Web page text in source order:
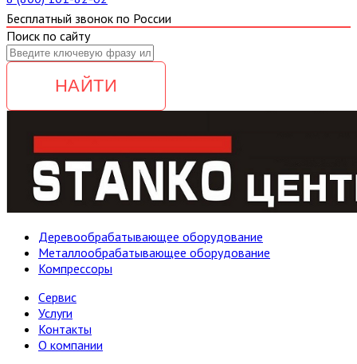
Бесплатный звонок по России
Поиск по сайту
НАЙТИ
Деревообрабатывающее оборудование
Металлообрабатывающее оборудование
Компрессоры
Cервис
Услуги
Контакты
О компании